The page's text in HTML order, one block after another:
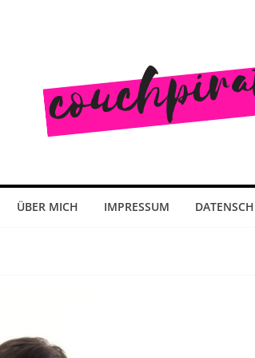
ÜBER MICH IMPRESSUM